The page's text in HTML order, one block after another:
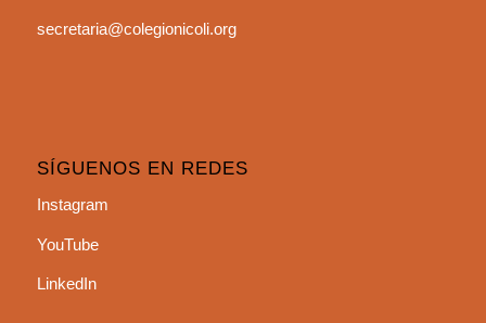
secretaria@colegionicoli.org
SÍGUENOS EN REDES
Instagram
YouTube
LinkedIn